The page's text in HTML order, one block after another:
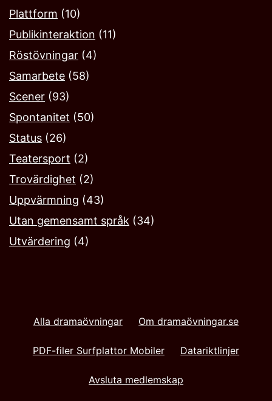
Plattform (10)
Publikinteraktion (11)
Röstövningar (4)
Samarbete (58)
Scener (93)
Spontanitet (50)
Status (26)
Teatersport (2)
Trovärdighet (2)
Uppvärmning (43)
Utan gemensamt språk (34)
Utvärdering (4)
Alla dramaövningar Om dramaövningar.se
PDF-filer Surfplattor Mobiler Datariktlinjer
Avsluta medlemskap